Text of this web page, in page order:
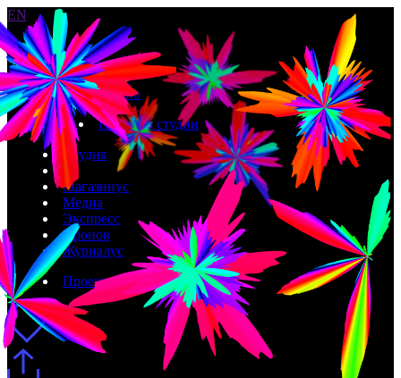
EN
Новое
Инвентарь
Задизайнено
Проекты студии
Студия
Магазинус
Медиа
Экспресс
Иронов
Журналус
Проекты студии